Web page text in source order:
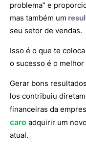
problema” e
mas também um
seu setor de vendas.
Isso é o que te
o sucesso é o
Gerar bons
los contribuiu
financeiras da
caro adquirir um
atual.